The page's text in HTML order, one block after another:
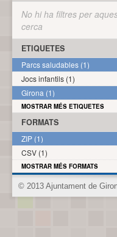
No hi ha filtres per
cerca
ETIQUETES
Parcs saludables (1)
Jocs infantils (1)
Girona (1)
MOSTRAR MÉS ETIQUETES
FORMATS
ZIP (1)
CSV (1)
MOSTRAR MÉS FORMATS
© 2013 Ajuntament de